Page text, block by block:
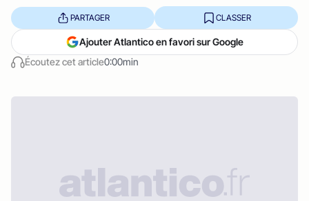
Écoutez cet article0:00min
PARTAGER CLASSER
Ajouter Atlantico en favori sur Google